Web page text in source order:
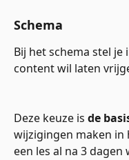
Schema
Bij het schema stel
content wil laten
Deze keuze is de
wijzigingen maken in
een les al na 3 dagen